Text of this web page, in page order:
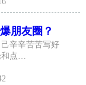
朋友圈？
辛辛苦苦写好
点…